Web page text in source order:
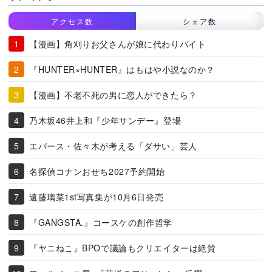
アクセス数 シェア数
【漫画】角刈りお父さんが娘に代わりバイト
『HUNTER×HUNTER』はもはや小説なのか？
【漫画】不老不死の男に恋人ができたら？
乃木坂46井上和『少年サンデー』登場
エバース・佐々木が考える「ダサい」芸人
名探偵コナンおせち2027予約開始
遠藤璃菜1st写真集が10月6日発売
『GANGSTA.』コースケの創作哲学
『ヤニねこ』BPOで議論もクリエイターは絶賛